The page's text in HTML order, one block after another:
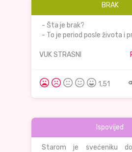
BRAK
- Šta je brak?
- To je period posle života i
VUK STRASNI
1,51
Ispovijed
Starom je svećeniku